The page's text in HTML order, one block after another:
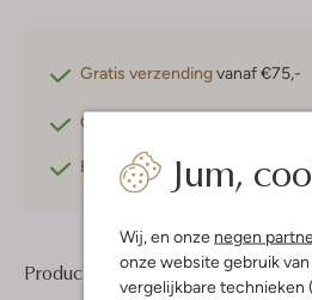
Jum,
Wij, en onze negen
onze website gebruik
vergelijkbare technieken
Gratis verzendingvanaf €75,-
Gratis retourneren
Betaal achteraf met Klarna
Product informatie